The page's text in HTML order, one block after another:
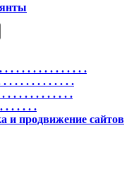
. . . . . . . . . . . . .
. . . . . . . . . . . .
. . . . . . . . . . .
. . . . . .
и продвижение сайтов